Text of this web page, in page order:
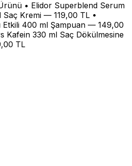
• Elidor Superblend Serum
Saç Kremi — 119,00 TL •
Etkili 400 ml Şampuan — 149,00
Kafein 330 ml Saç Dökülmesine
TL